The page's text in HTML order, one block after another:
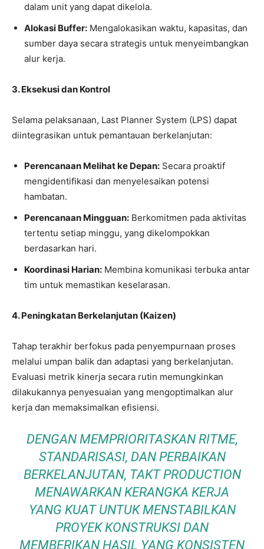
dalam unit yang dapat dikelola.
Alokasi Buffer: Mengalokasikan waktu, kapasitas, dan
sumber daya secara strategis untuk menyeimbangkan
alur kerja.
3. Eksekusi dan Kontrol
Selama pelaksanaan, Last Planner System (LPS) dapat
diintegrasikan untuk pemantauan berkelanjutan:
Perencanaan Melihat ke Depan: Secara proaktif
mengidentifikasi dan menyelesaikan potensi
hambatan.
Perencanaan Mingguan: Berkomitmen pada aktivitas
tertentu setiap minggu, yang dikelompokkan
berdasarkan hari.
Koordinasi Harian: Membina komunikasi terbuka antar
tim untuk memastikan keselarasan.
4. Peningkatan Berkelanjutan (Kaizen)
Tahap terakhir berfokus pada penyempurnaan proses
melalui umpan balik dan adaptasi yang berkelanjutan.
Evaluasi metrik kinerja secara rutin memungkinkan
dilakukannya penyesuaian yang mengoptimalkan alur
kerja dan memaksimalkan efisiensi.
DENGAN MEMPRIORITASKAN RITME,
STANDARISASI, DAN PERBAIKAN
BERKELANJUTAN, TAKT PRODUCTION
MENAWARKAN KERANGKA KERJA
YANG KUAT UNTUK MENSTABILKAN
PROYEK KONSTRUKSI DAN
MEMBERIKAN HASIL YANG KONSISTEN